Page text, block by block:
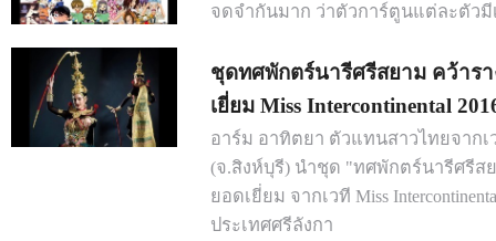
จดจำกันมาก ว่าตัวการ์ตูนแต่ละตัว
ชุดทศพักตร์นารีศรีสยาม คว้าร
เยี่ยม Miss Intercontinental
อาร์ม อาทิตยา ตัวแทนสาวไทยจากเว
(จ.สิงห์บุรี) นำชุด "ทศพักตร์นารีศรีส
ยอดเยี่ยม จากเวที Miss
ประเทศศรีลังกา